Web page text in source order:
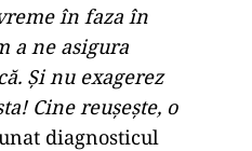
în faza în
a ne asigura
Și nu exagerez
Cine reușește, o
diagnosticul